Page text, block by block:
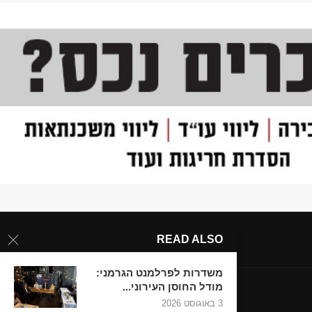
READ ALSO
משדרות לפרלמנט הגרמני:
מודל החוסן העירוני...
3 באוגוסט 2026